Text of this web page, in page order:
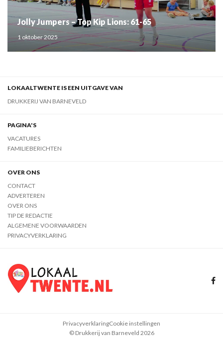
Jolly Jumpers – Top Kip Lions: 61-65
1 oktober 2025
LOKAALTWENTE IS EEN UITGAVE VAN
DRUKKERIJ VAN BARNEVELD
PAGINA'S
VACATURES
FAMILIEBERICHTEN
OVER ONS
CONTACT
ADVERTEREN
OVER ONS
TIP DE REDACTIE
ALGEMENE VOORWAARDEN
PRIVACYVERKLARING
© Drukkerij van Barneveld 2026
PrivacyverklaringCookie instellingen